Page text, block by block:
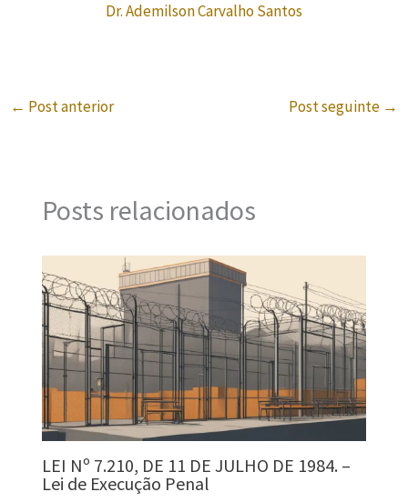
Dr. Ademilson Carvalho Santos
← Post anterior Post seguinte →
Posts relacionados
LEI Nº 7.210, DE 11 DE JULHO DE 1984. –
Lei de Execução Penal